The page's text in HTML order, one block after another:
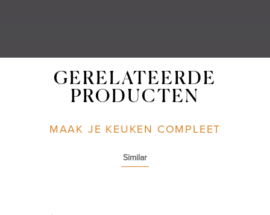
GERELATEERDE
PRODUCTEN
MAAK JE KEUKEN COMPLEET
Similar